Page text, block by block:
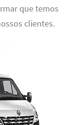
que temos
clientes.